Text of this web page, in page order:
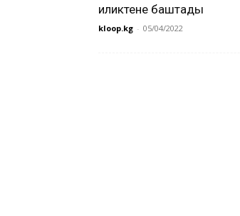
иликтене баштады
kloop.kg - 05/04/2022